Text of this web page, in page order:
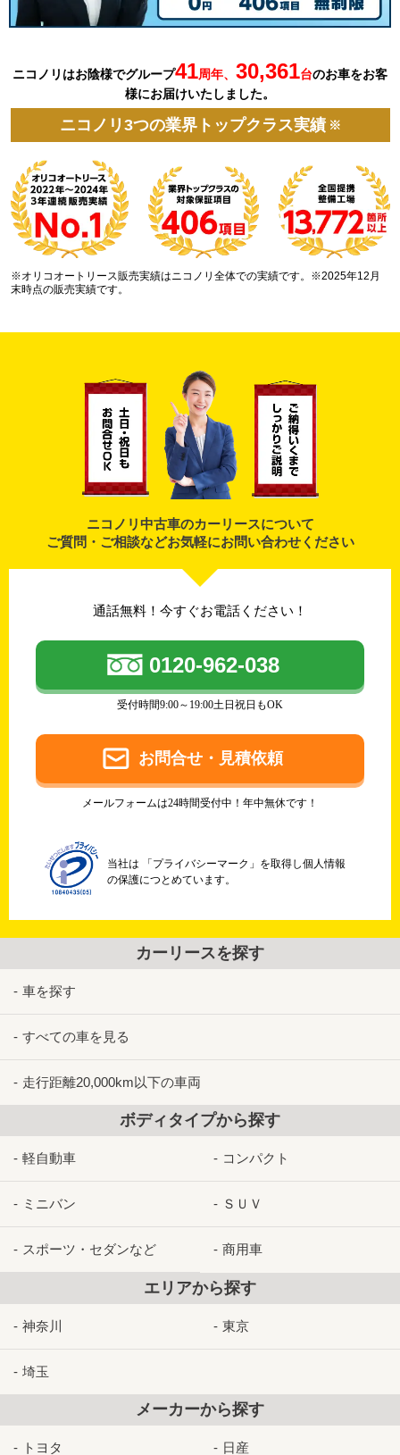
ニコノリはお陰様でグループ41周年、 30,361台のお車をお客
様にお届けいたしました。
ニコノリ3つの業界トップクラス実績 ※
※オリコオートリース販売実績はニコノリ全体での実績です。※2025年12月
末時点の販売実績です。
ニコノリ中古車のカーリースについて
ご質問・ご相談などお気軽にお問い合わせください
通話無料！今すぐお電話ください！
0120-962-038
受付時間9:00～19:00土日祝日もOK
お問合せ・見積依頼
メールフォームは24時間受付中！年中無休です！
当社は 「プライバシーマーク」を取得し個人情報
の保護につとめています。
カーリースを探す
車を探す
すべての車を見る
走行距離20,000km以下の車両
ボディタイプから探す
軽自動車 コンパクト
ミニバン ＳＵＶ
スポーツ・セダンなど 商用車
エリアから探す
神奈川 東京
埼玉
メーカーから探す
トヨタ 日産